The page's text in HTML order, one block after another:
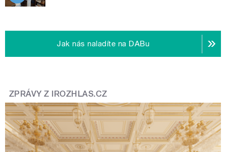
Jak nás naladíte na DABu
ZPRÁVY Z IROZHLAS.CZ